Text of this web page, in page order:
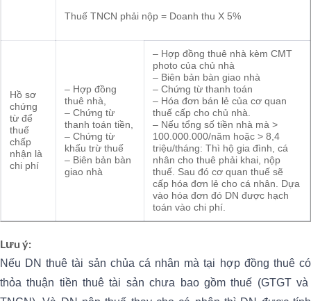
Thuế TNCN phải nộp = Doanh thu X 5%
Hồ sơ
chứng
từ để
thuế
chấp
nhận là
chi phí
– Hợp đồng
thuê nhà,
– Chứng từ
thanh toán tiền,
– Chứng từ
khấu trừ thuế
– Biên bản bàn
giao nhà
– Hợp đồng thuê nhà kèm CMT
photo của chủ nhà
– Biên bản bàn giao nhà
– Chứng từ thanh toán
– Hóa đơn bán lẻ của cơ quan
thuế cấp cho chủ nhà.
– Nếu tổng số tiền nhà mà >
100.000.000/năm hoặc > 8,4
triệu/tháng: Thì hộ gia đình, cá
nhân cho thuê phải khai, nộp
thuế. Sau đó cơ quan thuế sẽ
cấp hóa đơn lẻ cho cá nhân. Dựa
vào hóa đơn đó DN được hạch
toán vào chi phí.
Lưu ý:
Nếu DN thuê tài sản chủa cá nhân mà tại hợp đồng thuê có
thỏa thuận tiền thuê tài sản chưa bao gồm thuế (GTGT và